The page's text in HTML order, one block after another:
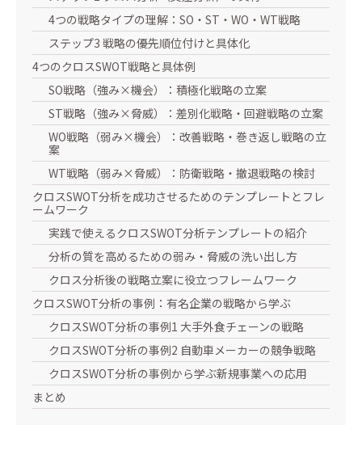
4つの戦略タイプの理解：SO・ST・WO・WT戦略
ステップ3 戦略の優先順位付けと具体化
4つのクロスSWOT戦略と具体例
SO戦略（強み×機会）：積極化戦略の立案
ST戦略（強み×脅威）：差別化戦略・回避戦略の立案
WO戦略（弱み×機会）：改善戦略・巻き返し戦略の立
案
WT戦略（弱み×脅威）：防衛戦略・撤退戦略の検討
クロスSWOT分析を成功させるためのテンプレートとフレ
ームワーク
実践で使えるクロスSWOT分析テンプレートの紹介
分析の質を高めるための弱み・脅威の洗い出し方
クロス分析後の戦略立案に役立つフレームワーク
クロスSWOT分析の事例：有名企業の戦略から学ぶ
クロスSWOT分析の事例1 大手外食チェーンの戦略
クロスSWOT分析の事例2 自動車メーカーの競争戦略
クロスSWOT分析の事例から学ぶ新規事業への応用
まとめ